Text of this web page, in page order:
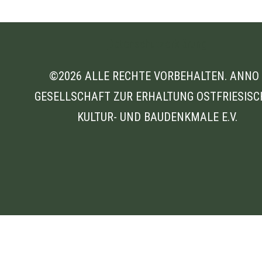
©2026 ALLE RECHTE VORBEHALTEN. ANNO
GESELLSCHAFT ZUR ERHALTUNG
KULTUR- UND BAUDENKMALE E.V.